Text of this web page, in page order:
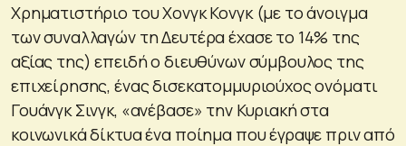
Χρηματιστήριο του Χονγκ Κονγκ (με το άνοιγμα
των συναλλαγών τη Δευτέρα έχασε το 14% της
αξίας της) επειδή ο διευθύνων σύμβουλος της
επιχείρησης, ένας δισεκατομμυριούχος ονόματι
Γουάνγκ Σινγκ, «ανέβασε» την Κυριακή στα
κοινωνικά δίκτυα ένα ποίημα που έγραψε πριν από